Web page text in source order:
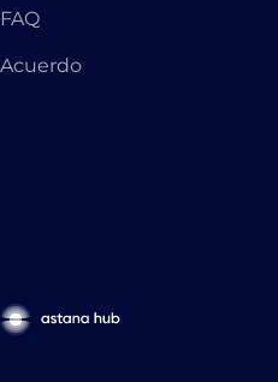
FAQ
Acuerdo